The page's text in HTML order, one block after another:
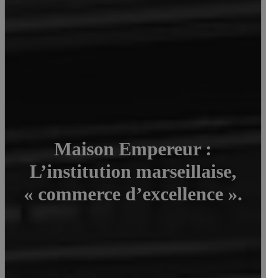
Maison Empereur :
L’institution marseillaise,
« commerce d’excellence ».